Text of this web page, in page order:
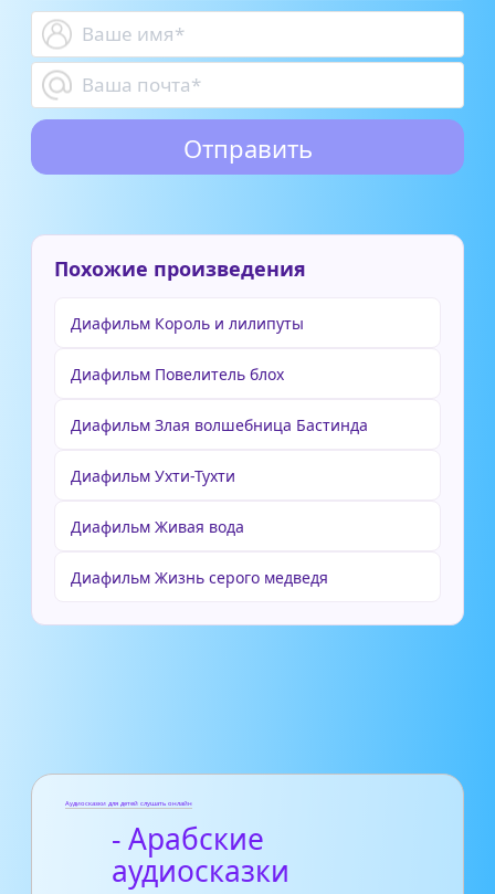
Похожие произведения
Диафильм Король и лилипуты
Диафильм Повелитель блох
Диафильм Злая волшебница Бастинда
Диафильм Ухти-Тухти
Диафильм Живая вода
Диафильм Жизнь серого медведя
Аудиосказки для детей слушать онлайн
- Арабские
аудиосказки